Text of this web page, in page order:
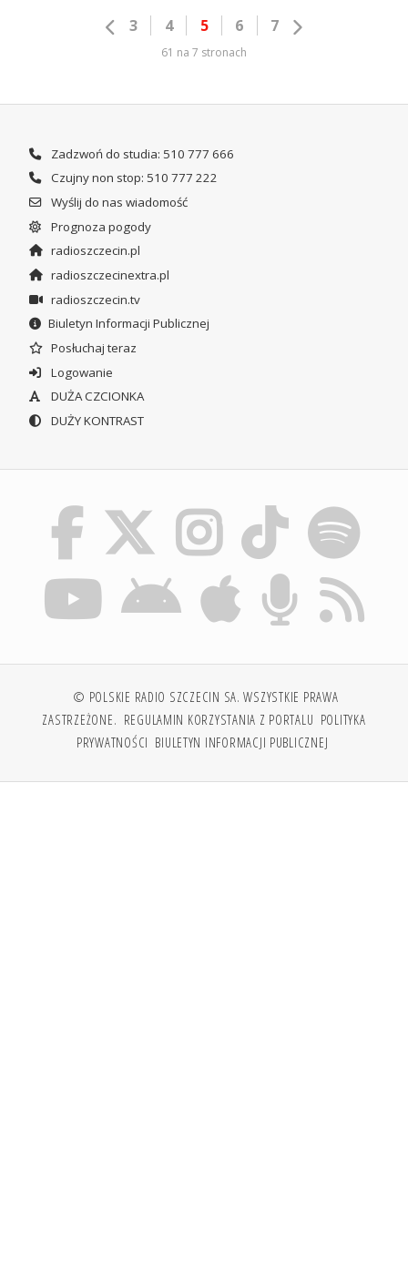
3 4 5 6 7
61 na 7 stronach
Zadzwoń do studia: 510 777 666
Czujny non stop: 510 777 222
Wyślij do nas wiadomość
Prognoza pogody
radioszczecin.pl
radioszczecinextra.pl
radioszczecin.tv
Biuletyn Informacji Publicznej
Posłuchaj teraz
Logowanie
DUŻA CZCIONKA
DUŻY KONTRAST
© POLSKIE RADIO SZCZECIN SA. WSZYSTKIE PRAWA
ZASTRZEŻONE. REGULAMIN KORZYSTANIA Z PORTALU POLITYKA
PRYWATNOŚCI BIULETYN INFORMACJI PUBLICZNEJ